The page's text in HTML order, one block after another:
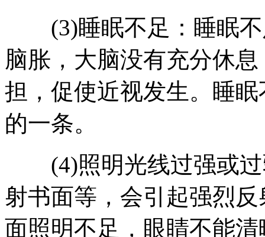
(3)睡眠不足：睡眠不
脑胀，大脑没有充分休
担，促使近视发生。睡
的一条。
(4)照明光线过强或过
射书面等，会引起强烈
面照明不足，眼睛不能